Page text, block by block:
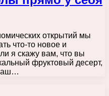
открытий мы
что-то новое и
я скажу вам, что вы
фруктовый десерт,